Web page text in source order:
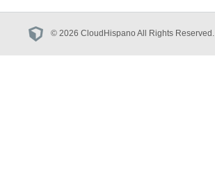
© 2026 CloudHispano All Rights Reserved.